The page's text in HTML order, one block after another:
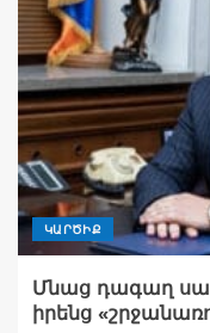
ԿԱՐԾԻՔ
Մնաց դագաղ
իրենց